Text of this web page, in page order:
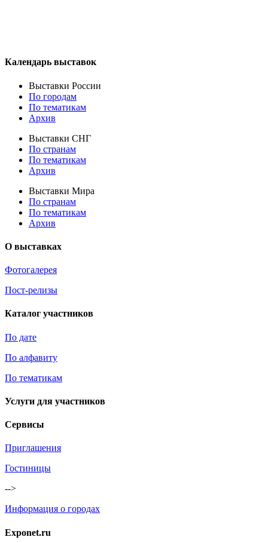
Календарь выставок
Выставки России
По городам
По тематикам
Архив
Выставки СНГ
По странам
По тематикам
Архив
Выставки Мира
По странам
По тематикам
Архив
О выставках
Фотогалерея
Пост-релизы
Каталог участников
По дате
По алфавиту
По тематикам
Услуги для участников
Сервисы
Приглашения
Гостиницы
-->
Информация о городах
Exponet.ru